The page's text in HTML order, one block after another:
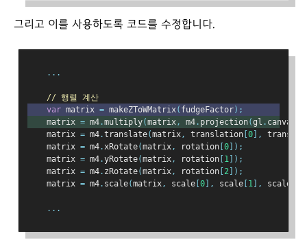
그리고 이를 사용하도록 코드를 수정합니다.
...
// 행렬 계산
var matrix = makeZToWMatrix( fudgeFactor);
    matrix
= m4 .multiply(matrix , m4 . projection(gl . canvas
    matrix
= m4.translate(matrix , translation [0],
    matrix
= m4. xRotate(matrix , rotation [0]);
    matrix
= m4.yRotate(matrix , rotation [1 ]);
    matrix
= m4. zRotate(matrix , rotation [2 ]);
    matrix
= m4. scale(matrix , scale [0], scale [1 ], scale
...